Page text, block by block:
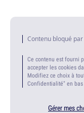
Contenu bloqué
Ce contenu est fourni
accepter les cookies
Modifiez ce choix à
Confidentialité" en bas
Gérer mes